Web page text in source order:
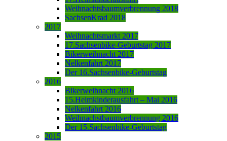
Weihnachtsbaumverbrennung 2018
SachsenKrad 2018
2017
Weihnachtsmarkt 2017
17.Sachsenbike-Geburtstag 2017
Bikerweihnacht 2017
Nelkenfahrt 2017
Der 16.Sachsenbike-Geburtstag
2016
Bikerweihnacht 2016
15.Heimkinderausfahrt – Mai 2016
Nelkenfahrt 2016
Weihnachstbaumverbrennung 2016
Der 15.Sachsenbike-Geburtstag
2015